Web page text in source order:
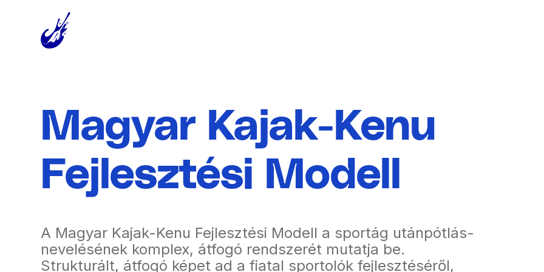
Magyar Kajak-Kenu
Fejlesztési Modell
A Magyar Kajak-Kenu Fejlesztési Modell a sportág utánpótlás-
nevelésének komplex, átfogó rendszerét mutatja be.
Strukturált, átfogó képet ad a fiatal sportolók fejlesztéséről,